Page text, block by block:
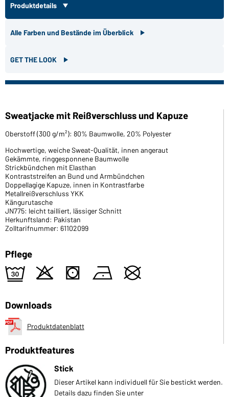
Produktdetails
Alle Farben und Bestände im Überblick
GET THE LOOK
Sweatjacke mit Reißverschluss und Kapuze
Oberstoff (300 g/m²): 80% Baumwolle, 20% Polyester
Hochwertige, weiche Sweat-Qualität, innen angeraut
Gekämmte, ringgesponnene Baumwolle
Strickbündchen mit Elasthan
Kontraststreifen an Bund und Armbündchen
Doppellagige Kapuze, innen in Kontrastfarbe
Metallreißverschluss YKK
Kängurutasche
JN775: leicht tailliert, lässiger Schnitt
Herkunftsland: Pakistan
Zolltarifnummer: 61102099
Pflege
e o s n U
Downloads
Produktdatenblatt
Produktfeatures
Stick
Dieser Artikel kann individuell für Sie bestickt werden.
Details dazu finden Sie unter